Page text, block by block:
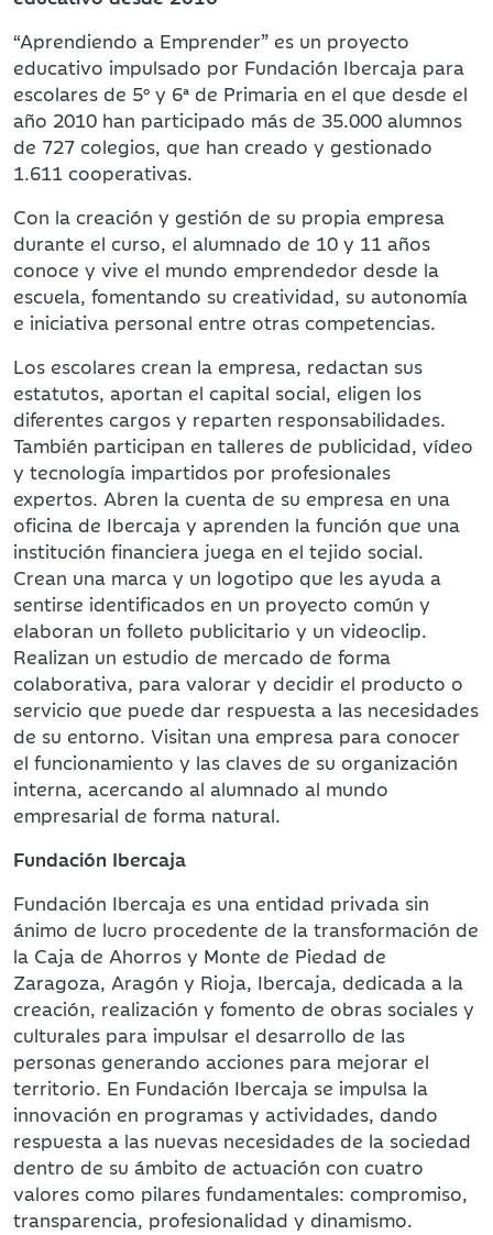
“Aprendiendo a Emprender” es un proyecto
educativo impulsado por Fundación Ibercaja para
escolares de 5º y 6ª de Primaria en el que desde el
año 2010 han participado más de 35.000 alumnos
de 727 colegios, que han creado y gestionado
1.611 cooperativas.
Con la creación y gestión de su propia empresa
durante el curso, el alumnado de 10 y 11 años
conoce y vive el mundo emprendedor desde la
escuela, fomentando su creatividad, su autonomía
e iniciativa personal entre otras competencias.
Los escolares crean la empresa, redactan sus
estatutos, aportan el capital social, eligen los
diferentes cargos y reparten responsabilidades.
También participan en talleres de publicidad, vídeo
y tecnología impartidos por profesionales
expertos. Abren la cuenta de su empresa en una
oficina de Ibercaja y aprenden la función que una
institución financiera juega en el tejido social.
Crean una marca y un logotipo que les ayuda a
sentirse identificados en un proyecto común y
elaboran un folleto publicitario y un videoclip.
Realizan un estudio de mercado de forma
colaborativa, para valorar y decidir el producto o
servicio que puede dar respuesta a las necesidades
de su entorno. Visitan una empresa para conocer
el funcionamiento y las claves de su organización
interna, acercando al alumnado al mundo
empresarial de forma natural.
Fundación Ibercaja
Fundación Ibercaja es una entidad privada sin
ánimo de lucro procedente de la transformación de
la Caja de Ahorros y Monte de Piedad de
Zaragoza, Aragón y Rioja, Ibercaja, dedicada a la
creación, realización y fomento de obras sociales y
culturales para impulsar el desarrollo de las
personas generando acciones para mejorar el
territorio. En Fundación Ibercaja se impulsa la
innovación en programas y actividades, dando
respuesta a las nuevas necesidades de la sociedad
dentro de su ámbito de actuación con cuatro
valores como pilares fundamentales: compromiso,
transparencia, profesionalidad y dinamismo.